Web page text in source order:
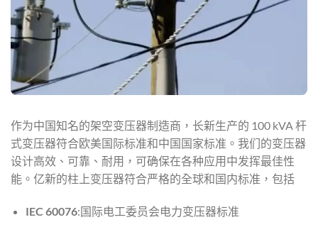
作为中国知名的架空变压器制造商，长新生产的 100 kVA 杆
式变压器符合欧美国际标准和中国国家标准。我们的变压器
设计高效、可靠、耐用，可确保在各种应用中发挥最佳性
能。亿新的柱上变压器符合严格的全球和国内标准，包括
IEC 60076:国际电工委员会电力变压器标准